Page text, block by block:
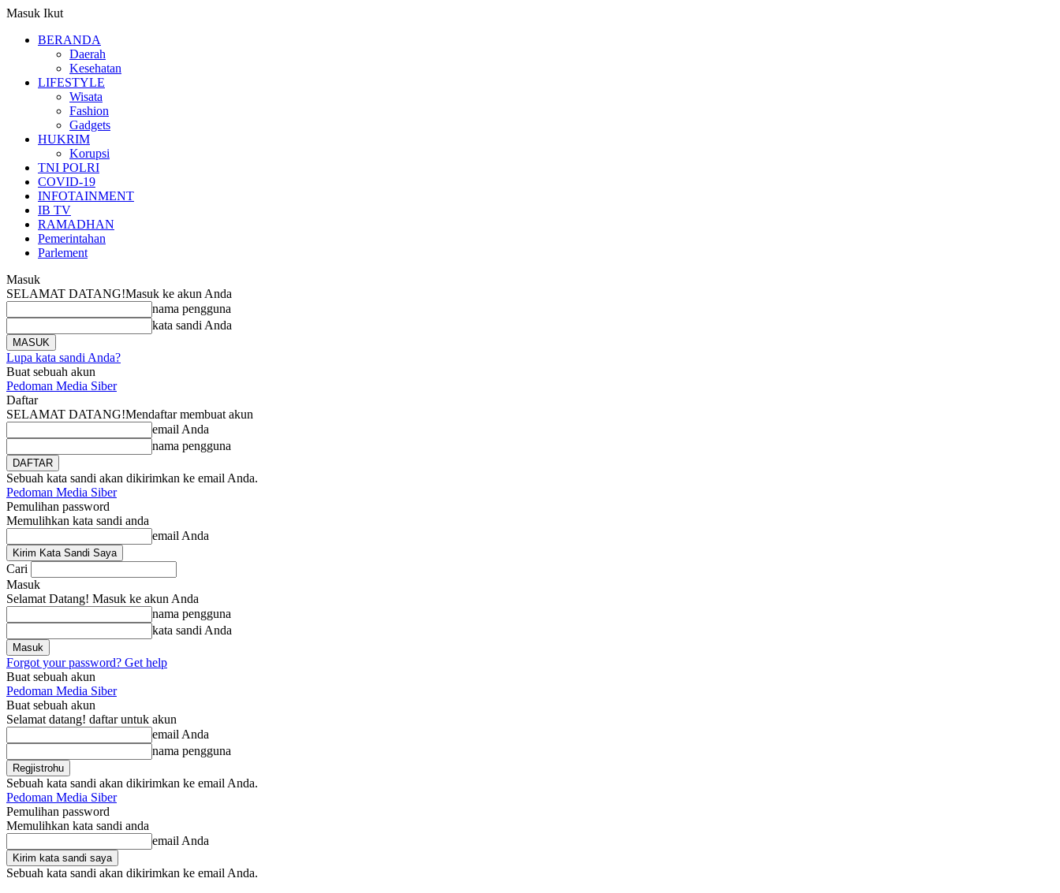
Masuk Ikut
BERANDA
Daerah
Kesehatan
LIFESTYLE
Wisata
Fashion
Gadgets
HUKRIM
Korupsi
TNI POLRI
COVID-19
INFOTAINMENT
IB TV
RAMADHAN
Pemerintahan
Parlement
Masuk
SELAMAT DATANG!Masuk ke akun Anda
nama pengguna
kata sandi Anda
Lupa kata sandi Anda?
Buat sebuah akun
Pedoman Media Siber
Daftar
SELAMAT DATANG!Mendaftar membuat akun
email Anda
nama pengguna
Sebuah kata sandi akan dikirimkan ke email Anda.
Pedoman Media Siber
Pemulihan password
Memulihkan kata sandi anda
email Anda
Cari
Masuk
Selamat Datang! Masuk ke akun Anda
nama pengguna
kata sandi Anda
Forgot your password? Get help
Buat sebuah akun
Pedoman Media Siber
Buat sebuah akun
Selamat datang! daftar untuk akun
email Anda
nama pengguna
Sebuah kata sandi akan dikirimkan ke email Anda.
Pedoman Media Siber
Pemulihan password
Memulihkan kata sandi anda
email Anda
Sebuah kata sandi akan dikirimkan ke email Anda.